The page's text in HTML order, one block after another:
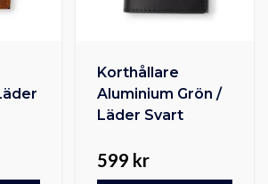
Korthållare
Aluminium Grön /
Läder Svart
599 kr